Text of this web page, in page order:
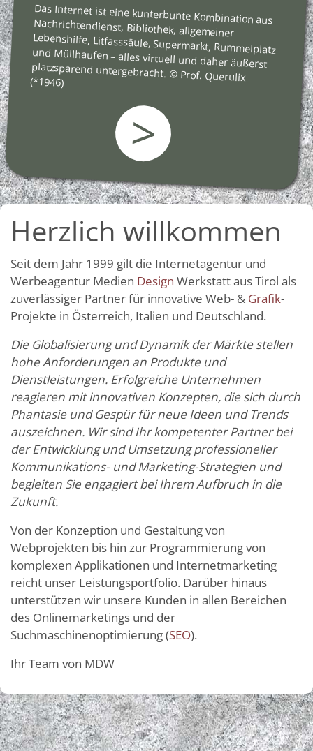
Das Internet ist eine kunterbunte Kombination aus
Nachrichtendienst, Bibliothek, allgemeiner
Lebenshilfe, Litfasssäule, Supermarkt, Rummelplatz
und Müllhaufen – alles virtuell und daher äußerst
platzsparend untergebracht. © Prof. Querulix
(*1946)
>
Herzlich willkommen
Seit dem Jahr 1999 gilt die Internetagentur und
Werbeagentur Medien Design Werkstatt aus Tirol als
zuverlässiger Partner für innovative Web- & Grafik-
Projekte in Österreich, Italien und Deutschland.
Die Globalisierung und Dynamik der Märkte stellen
hohe Anforderungen an Produkte und
Dienstleistungen. Erfolgreiche Unternehmen
reagieren mit innovativen Konzepten, die sich durch
Phantasie und Gespür für neue Ideen und Trends
auszeichnen. Wir sind Ihr kompetenter Partner bei
der Entwicklung und Umsetzung professioneller
Kommunikations- und Marketing-Strategien und
begleiten Sie engagiert bei Ihrem Aufbruch in die
Zukunft.
Von der Konzeption und Gestaltung von
Webprojekten bis hin zur Programmierung von
komplexen Applikationen und Internetmarketing
reicht unser Leistungsportfolio. Darüber hinaus
unterstützen wir unsere Kunden in allen Bereichen
des Onlinemarketings und der
Suchmaschinenoptimierung (SEO).
Ihr Team von MDW